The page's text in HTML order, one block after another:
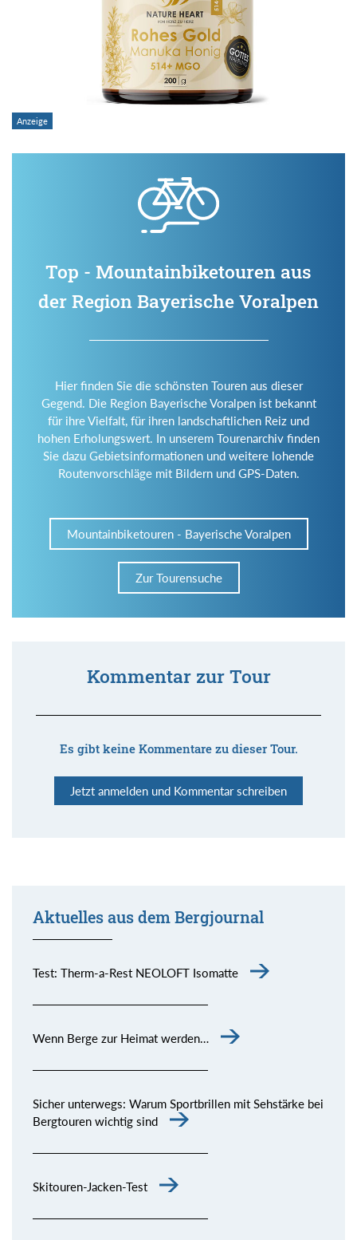
Top - Mountainbiketouren aus
der Region Bayerische Voralpen
Hier finden Sie die schönsten Touren aus dieser
Gegend. Die Region Bayerische Voralpen ist bekannt
für ihre Vielfalt, für ihren landschaftlichen Reiz und
hohen Erholungswert. In unserem Tourenarchiv finden
Sie dazu Gebietsinformationen und weitere lohende
Routenvorschläge mit Bildern und GPS-Daten.
Mountainbiketouren - Bayerische Voralpen
Zur Tourensuche
Kommentar zur Tour
Es gibt keine Kommentare zu dieser Tour.
Jetzt anmelden und Kommentar schreiben
Aktuelles aus dem Bergjournal
Test: Therm-a-Rest NEOLOFT Isomatte
Wenn Berge zur Heimat werden…
Sicher unterwegs: Warum Sportbrillen mit Sehstärke bei
Bergtouren wichtig sind
Skitouren-Jacken-Test